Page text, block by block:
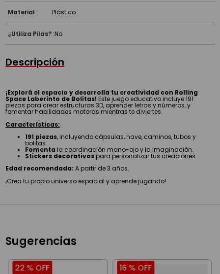
Material : Plástico
¿Utiliza Pilas? :No
Descripción
¡Explorá el espacio y desarrolla tu creatividad con Rolling
Space Laberinto de Bolitas! Este juego educativo incluye 191
piezas para crear estructuras 3D, aprender letras y números, y
fomentar habilidades motoras mientras te diviertes.
Características:
191 piezas, incluyendo cápsulas, nave, caminos, tubos y
bolitas.
Fomenta la coordinación mano-ojo y la imaginación.
Stickers decorativos para personalizar tus creaciones.
Edad recomendada: A partir de 3 años.
¡Crea tu propio universo espacial y aprende jugando!
Sugerencias
22 % OFF 16 % OFF